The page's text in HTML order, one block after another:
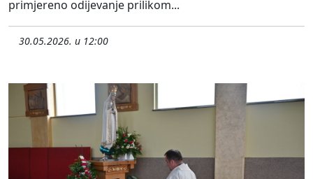
primjereno odijevanje prilikom...
30.05.2026. u 12:00